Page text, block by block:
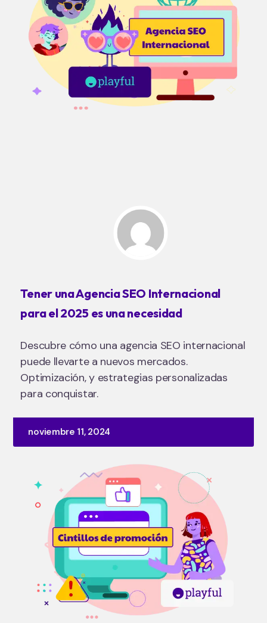
Tener una Agencia SEO Internacional
para el 2025 es una necesidad
Descubre cómo una agencia SEO internacional
puede llevarte a nuevos mercados.
Optimización, y estrategias personalizadas
para conquistar.
noviembre 11, 2024